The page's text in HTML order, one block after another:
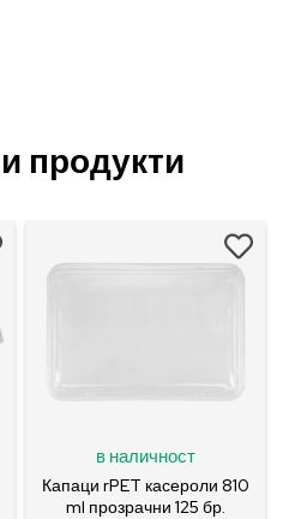
продукти
в наличност
Капаци rPET касероли 810
ml прозрачни 125 бр.